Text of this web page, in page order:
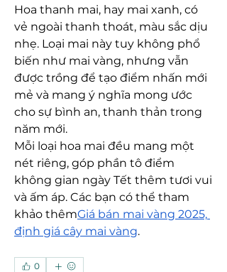
Hoa thanh mai, hay mai xanh, có
vẻ ngoài thanh thoát, màu sắc dịu
nhẹ. Loại mai này tuy không phổ
biến như mai vàng, nhưng vẫn
được trồng để tạo điểm nhấn mới
mẻ và mang ý nghĩa mong ước
cho sự bình an, thanh thản trong
năm mới.
Mỗi loại hoa mai đều mang một
nét riêng, góp phần tô điểm
không gian ngày Tết thêm tươi vui
và ấm áp. Các bạn có thể tham
khảo thêmGiá bán mai vàng 2025,
định giá cây mai vàng.
0